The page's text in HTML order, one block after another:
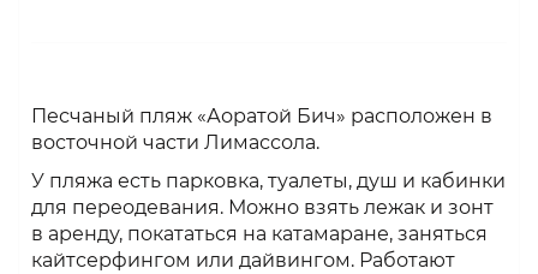
Песчаный пляж «Аоратой Бич» расположен в
восточной части Лимассола.
У пляжа есть парковка, туалеты, душ и кабинки
для переодевания. Можно взять лежак и зонт
в аренду, покататься на катамаране, заняться
кайтсерфингом или дайвингом. Работают